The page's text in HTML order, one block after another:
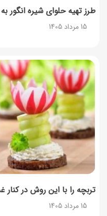
طرز تهیه حلوای شیره انگور
15 مرداد 1405
تربچه را با این روش در کنار
15 مرداد 1405